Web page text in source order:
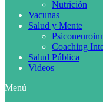
Nutrición
Vacunas
Salud y Mente
Coaching
Salud Pública
Videos
Menú